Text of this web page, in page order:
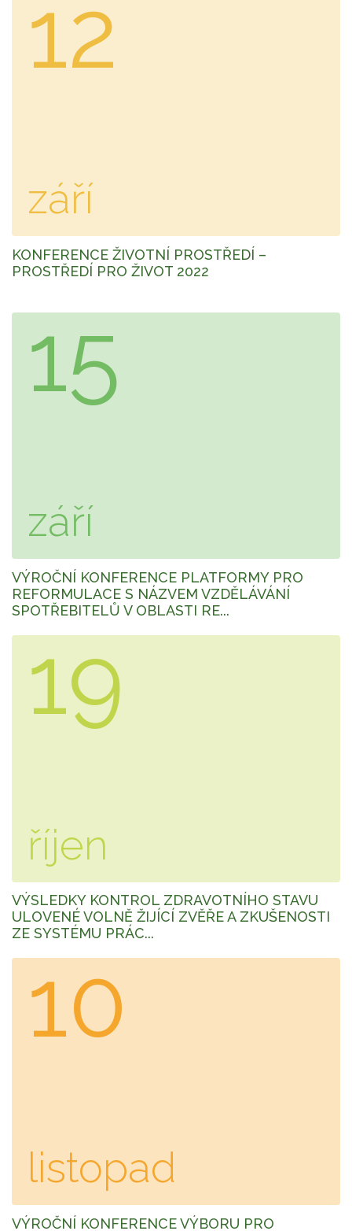
12
září
KONFERENCE ŽIVOTNÍ PROSTŘEDÍ –
PROSTŘEDÍ PRO ŽIVOT 2022
15
září
VÝROČNÍ KONFERENCE PLATFORMY PRO
REFORMULACE S NÁZVEM VZDĚLÁVÁNÍ
SPOTŘEBITELŮ V OBLASTI RE...
19
říjen
VÝSLEDKY KONTROL ZDRAVOTNÍHO STAVU
ULOVENÉ VOLNĚ ŽIJÍCÍ ZVĚŘE A ZKUŠENOSTI
ZE SYSTÉMU PRÁC...
10
listopad
VÝROČNÍ KONFERENCE VÝBORU PRO